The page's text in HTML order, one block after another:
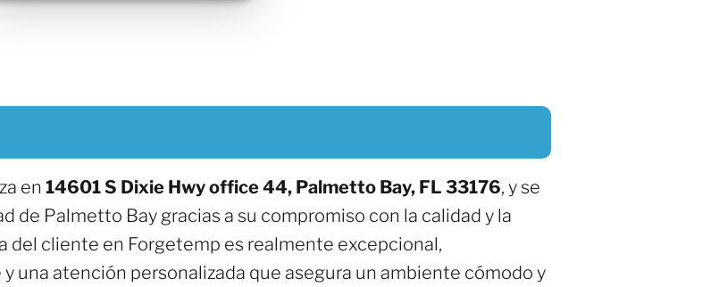
en 14601 S Dixie Hwy office 44, Palmetto Bay, FL 33176, y se
de Palmetto Bay gracias a su compromiso con la calidad y la
del cliente en Forgetemp es realmente excepcional,
una atención personalizada que asegura un ambiente cómodo y